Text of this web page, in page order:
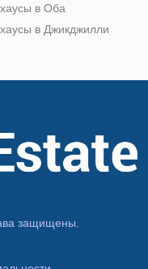
в Оба
в Джикджилли
защищены.